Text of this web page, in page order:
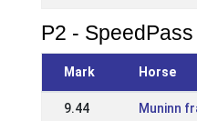
P2 -
Mark Horse
9.44
Muninn